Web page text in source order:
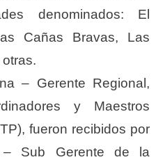
denominados: El
Cañas Bravas, Las
– Gerente Regional,
y Maestros
fueron recibidos por
Sub Gerente de la